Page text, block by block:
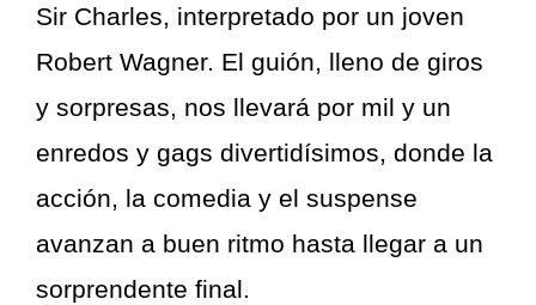
Sir Charles, interpretado por un joven
Robert Wagner. El guión, lleno de giros
y sorpresas, nos llevará por mil y un
enredos y gags divertidísimos, donde la
acción, la comedia y el suspense
avanzan a buen ritmo hasta llegar a un
sorprendente final.